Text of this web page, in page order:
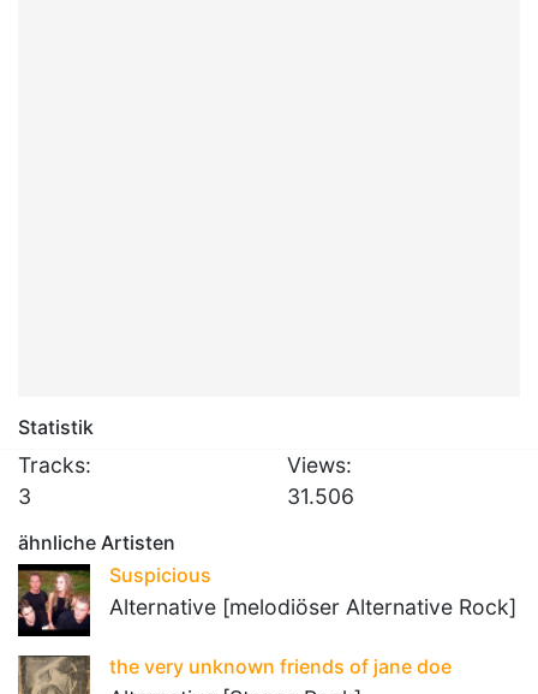
Statistik
Tracks:
3
Views:
31.506
ähnliche Artisten
Suspicious
Alternative [melodiöser Alternative Rock]
the very unknown friends of jane doe